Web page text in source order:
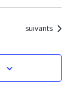
Évènements
suivants